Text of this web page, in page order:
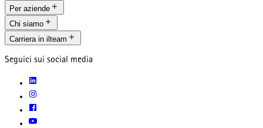
Per aziende
Chi siamo
Carriera in ilteam
Seguici sui social media